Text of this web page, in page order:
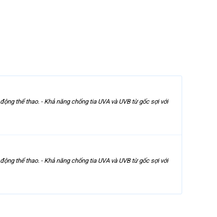
thể thao. - Khả năng chống tia UVA và UVB từ gốc sợi với
thể thao. - Khả năng chống tia UVA và UVB từ gốc sợi với